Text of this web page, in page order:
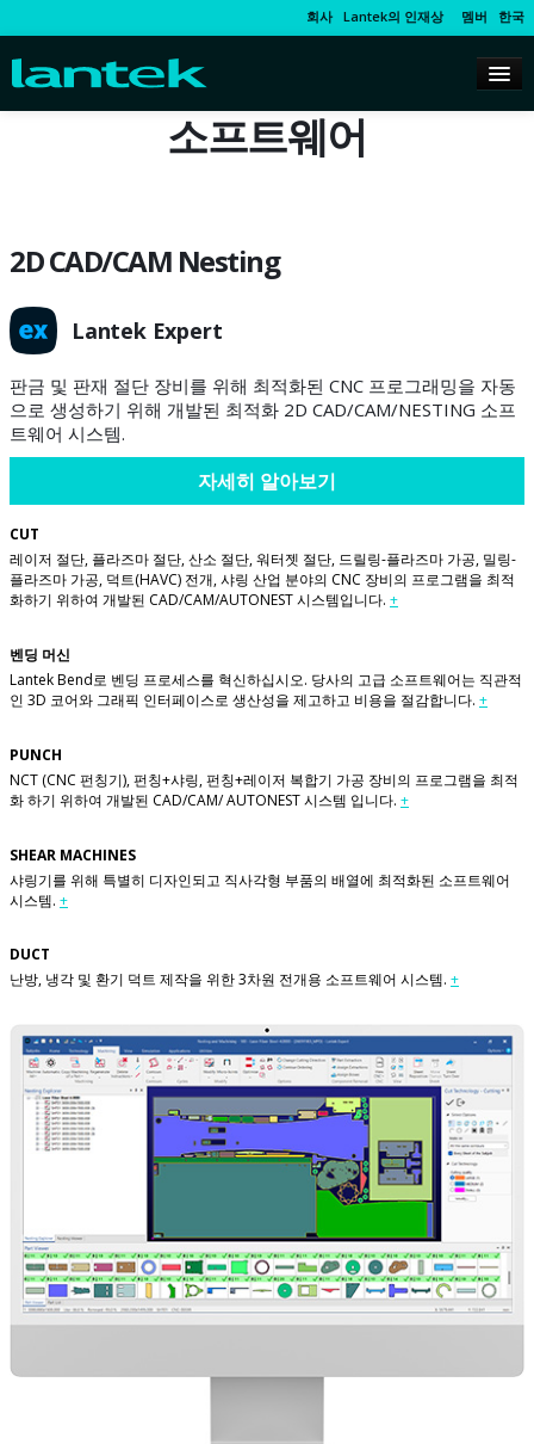
회사 Lantek의 인재상 멤버 한국
소프트웨어
2D CAD/CAM Nesting
Lantek Expert
판금 및 판재 절단 장비를 위해 최적화된 CNC 프로그래밍을 자동
으로 생성하기 위해 개발된 최적화 2D CAD/CAM/NESTING 소프
트웨어 시스템.
자세히 알아보기
CUT
레이저 절단, 플라즈마 절단, 산소 절단, 워터젯 절단, 드릴링-플라즈마 가공, 밀링-
플라즈마 가공, 덕트(HAVC) 전개, 샤링 산업 분야의 CNC 장비의 프로그램을 최적
화하기 위하여 개발된 CAD/CAM/AUTONEST 시스템입니다. +
벤딩 머신
Lantek Bend로 벤딩 프로세스를 혁신하십시오. 당사의 고급 소프트웨어는 직관적
인 3D 코어와 그래픽 인터페이스로 생산성을 제고하고 비용을 절감합니다. +
PUNCH
NCT (CNC 펀칭기), 펀칭+샤링, 펀칭+레이저 복합기 가공 장비의 프로그램을 최적
화 하기 위하여 개발된 CAD/CAM/ AUTONEST 시스템 입니다. +
SHEAR MACHINES
샤링기를 위해 특별히 디자인되고 직사각형 부품의 배열에 최적화된 소프트웨어
시스템. +
DUCT
난방, 냉각 및 환기 덕트 제작을 위한 3차원 전개용 소프트웨어 시스템. +